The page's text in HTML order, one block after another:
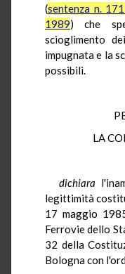
(sentenza n.
1989) che
scioglimento
impugnata e la
possibili.
LA
dichiara
legittimità
17 maggio
Ferrovie dello
32 della
Bologna con